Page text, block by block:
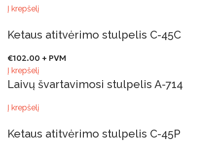
Į krepšelį
Ketaus atitvėrimo stulpelis C-45C
€102.00 + PVM
Į krepšelį
Laivų švartavimosi stulpelis A-714
Į krepšelį
Ketaus atitvėrimo stulpelis C-45P